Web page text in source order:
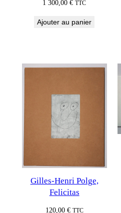
1 300,00€ TTC
Ajouter au panier
Gilles-Henri Polge,
Felicitas
120,00 € TTC